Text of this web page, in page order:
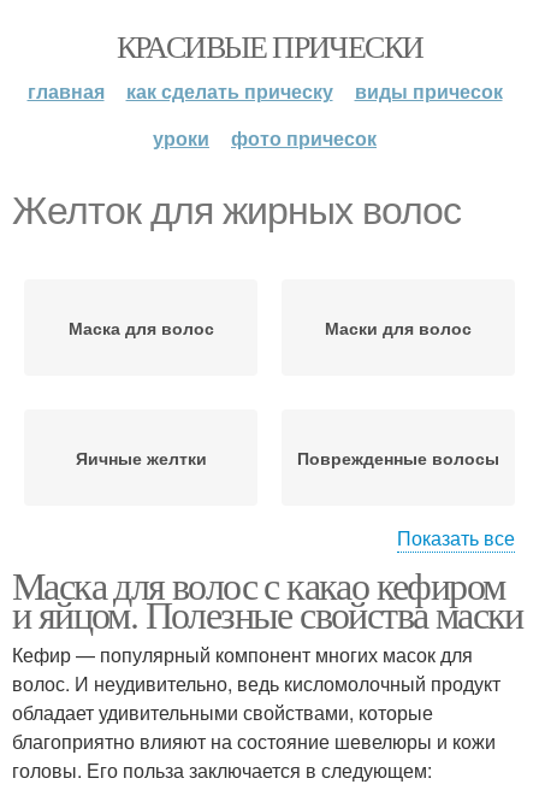
КРАСИВЫЕ ПРИЧЕСКИ
главная как сделать прическу
виды причесок
уроки
фото причесок
Желток для жирных волос
Маска для волос Маски для волос
Яичные желтки Поврежденные волосы
Маска с желтком Жирные волосы
Кефир для жирной кожи Волос от жирности
Показать все
Маска для волос с какао кефиром
и яйцом. Полезные свойства маски
Кефир — популярный компонент многих масок для
волос. И неудивительно, ведь кисломолочный продукт
обладает удивительными свойствами, которые
благоприятно влияют на состояние шевелюры и кожи
головы. Его польза заключается в следующем: